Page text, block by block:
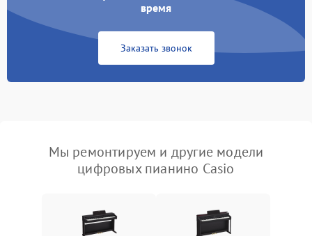
время
Заказать звонок
Мы ремонтируем и другие модели
цифровых пианино Casio